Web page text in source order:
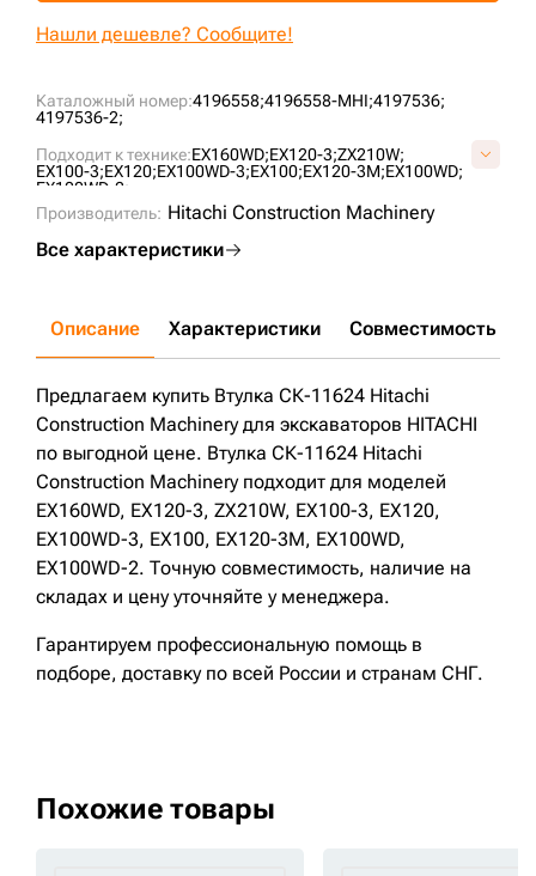
Каталожный номер:4196558;4196558-MHI;4197536;
4197536-2;
Подходит к технике:EX160WD;EX120-3;ZX210W;
EX100-3;EX120;EX100WD-3;EX100;EX120-3M;EX100WD;
EX100WD-2;
Производитель: Hitachi Construction Machinery
Все характеристики
Нашли дешевле? Сообщите!
Описание Характеристики Совместимость
Предлагаем купить Втулка СК-11624 Hitachi
Construction Machinery для экскаваторов HITACHI
по выгодной цене. Втулка СК-11624 Hitachi
Construction Machinery подходит для моделей
EX160WD, EX120-3, ZX210W, EX100-3, EX120,
EX100WD-3, EX100, EX120-3M, EX100WD,
EX100WD-2. Точную совместимость, наличие на
складах и цену уточняйте у менеджера.
Гарантируем профессиональную помощь в
подборе, доставку по всей России и странам СНГ.
Похожие товары